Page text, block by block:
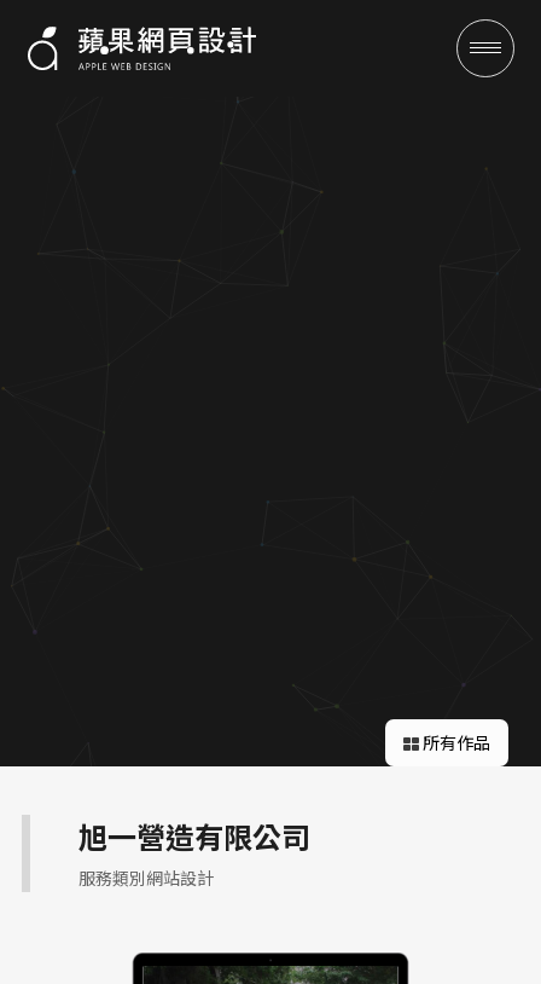
旭一營造有限公司-RWD網站設
所有作品
旭一營造有限公司
服務類別網站設計